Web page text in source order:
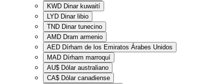
KWD Dinar kuwaití
LYD Dinar libio
TND Dinar tunecino
AMD Dram armenio
AED Dírham de los Emiratos Árabes Unidos
MAD Dírham marroquí
AU$ Dólar australiano
CA$ Dólar canadiense